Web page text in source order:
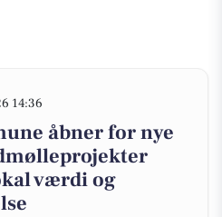
14:36
åbner for nye
værdi og